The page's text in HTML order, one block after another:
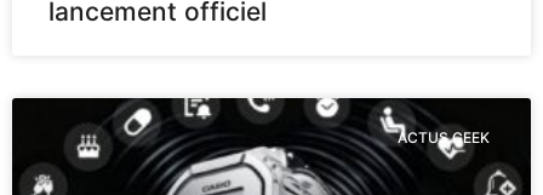
lancement officiel
ACTUS GEEK